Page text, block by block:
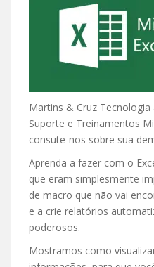
Martins & Cruz
Suporte e Treinamentos
consute-nos sobre sua
Aprenda a fazer com o
que eram simplesmente
de macro que não vai
e a crie relatórios
poderosos.
Mostramos como